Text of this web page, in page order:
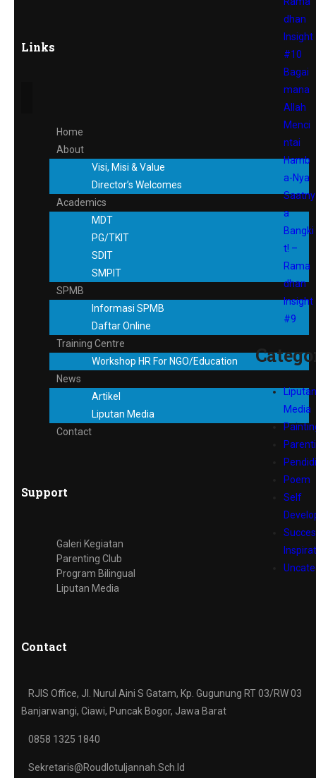
dhan
Insight
#10
Bagai
mana
Allah
Menci
ntai
Hamb
a-Nya
Saatny
a
Bangki
t! –
Rama
dhan
Insight
#9
Media
Poem
Self
Links
Home
About
Visi, Misi & Value
Director’s Welcomes
Academics
MDT
PG/TKIT
SDIT
SMPIT
SPMB
Informasi SPMB
Daftar Online
Training Centre
Workshop HR For NGO/Education
News
Artikel
Liputan Media
Contact
Support
Galeri Kegiatan
Parenting Club
Program Bilingual
Liputan Media
Contact
RJIS Office, Jl. Nurul Aini S Gatam, Kp. Gugunung RT 03/RW 03
Banjarwangi, Ciawi, Puncak Bogor, Jawa Barat
0858 1325 1840
Sekretaris@roudlotuljannah.sch.id